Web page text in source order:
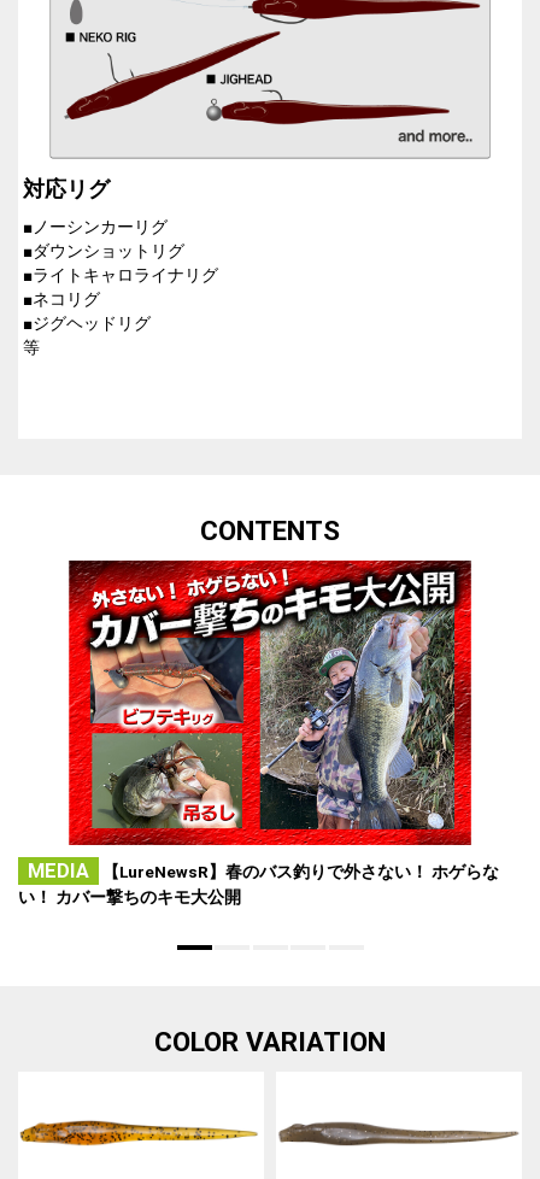
対応リグ
■ノーシンカーリグ
■ダウンショットリグ
■ライトキャロライナリグ
■ネコリグ
■ジグヘッドリグ
等
CONTENTS
MEDIA
【LureNewsR】春のバス釣りで外さない！ ホゲらな
い！ カバー撃ちのキモ大公開
COLOR VARIATION